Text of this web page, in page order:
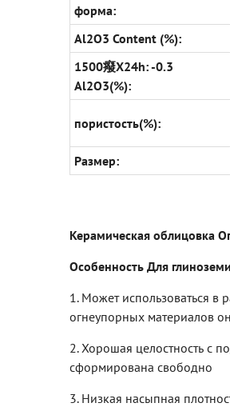
форма:
Al2O3 Content (%):
1500癈X24h: -0.3
Al2O3(%):
пористость(%):
Размер:
Керамическая облицовка
Особенность Для
1. Может использоваться в
огнеупорных материалов
2. Хорошая целостность с
сформирована свободно
3. Низкая насыпная